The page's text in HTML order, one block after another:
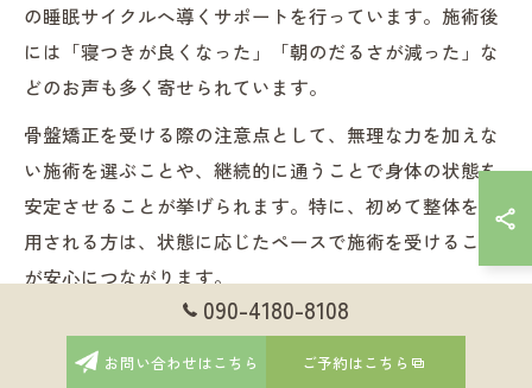
の睡眠サイクルへ導くサポートを行っています。施術後
には「寝つきが良くなった」「朝のだるさが減った」な
どのお声も多く寄せられています。
骨盤矯正を受ける際の注意点として、無理な力を加えな
い施術を選ぶことや、継続的に通うことで身体の状態を
安定させることが挙げられます。特に、初めて整体を利
用される方は、状態に応じたペースで施術を受けること
が安心につながります。
整体と生活サイクル見直しで目指す理想の眠
090-4180-8108
お問い合わせはこちら ご予約はこちら